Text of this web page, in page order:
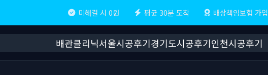
미해결 시 0원 평균 30분 도착 배상책임보험 가입
배관클리닉서울시공후기경기도시공후기인천시공후기